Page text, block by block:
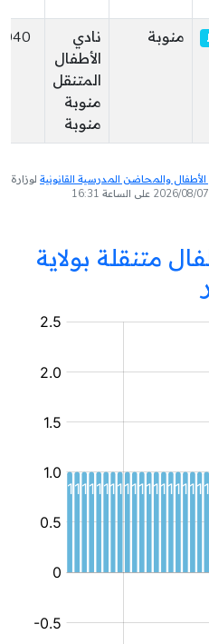
منوبة
نادي
الأطفال
المتنقل
منوبة
منوبة
والمحاضن المدرسية القانونية لوزارة
متنقلة بولاية